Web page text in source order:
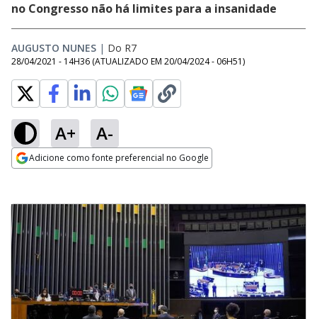
no Congresso não há limites para a insanidade
AUGUSTO NUNES | Do R7
28/04/2021 - 14H36 (ATUALIZADO EM 20/04/2024 - 06H51)
A+ A-
Adicione como fonte preferencial no Google